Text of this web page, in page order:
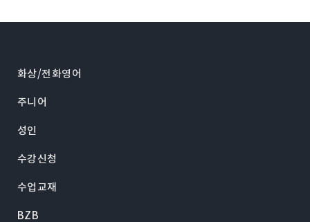
화상/전화영어
주니어
성인
수강신청
수업교재
BZB